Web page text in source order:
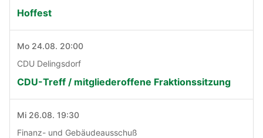
Hoffest
Mo 24.08. 20:00
CDU Delingsdorf
CDU-Treff / mitgliederoffene Fraktionssitzung
Mi 26.08. 19:30
Finanz- und Gebäudeausschuß